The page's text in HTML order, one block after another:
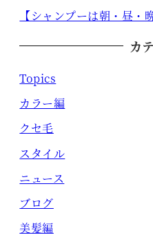
【シャンプーは朝・昼・
カ
Topics
カラー編
クセ毛
スタイル
ニュース
ブログ
美髪編